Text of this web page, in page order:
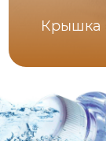
Крышка